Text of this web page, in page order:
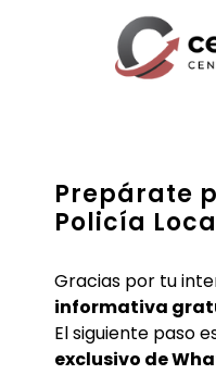
Prepárate
Policía
Gracias por tu
informativa
El siguiente paso
exclusivo de